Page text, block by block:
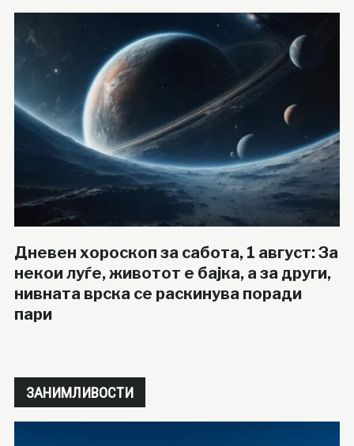
Дневен хороскоп за сабота, 1 август: За
некои луѓе, животот е бајка, а за други,
нивната врска се раскинува поради
пари
ЗАНИМЛИВОСТИ